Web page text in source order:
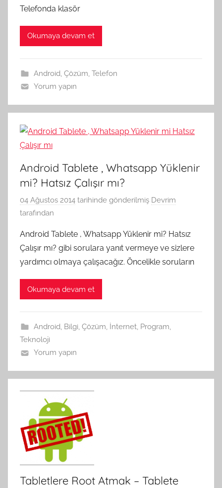
Telefonda klasör
Okumaya devam et
Android Çözüm Telefon
Yorum yapın
Android Tablete , Whatsapp Yüklenir
mi? Hatsız Çalışır mı?
04 Ağustos 2014 tarihinde gönderilmiş Devrim
tarafından
Android Tablete , Whatsapp Yüklenir mi? Hatsız
Çalışır mı? gibi sorulara yanıt vermeye ve sizlere
yardımcı olmaya çalışacağız. Öncelikle soruların
Okumaya devam et
Android, Bilgi, Çözüm, İnternet, Program,
Teknoloji
Yorum yapın
Tabletlere Root Atmak – Tablete